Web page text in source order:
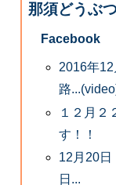
那須どうぶ
Facebook
2016年
路
１２月２
す！！
12月20日
日...